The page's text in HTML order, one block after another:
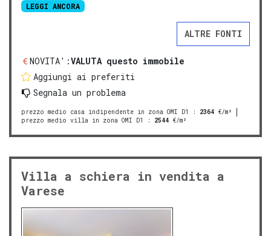
LEGGI ANCORA
ALTRE FONTI
NOVITA':VALUTA questo immobile
Aggiungi ai preferiti
Segnala un problema
prezzo medio casa indipendente in zona OMI D1 : 2364 €/m²
prezzo medio villa in zona OMI D1
: 2544 €/m²
Villa a schiera in vendita a
Varese